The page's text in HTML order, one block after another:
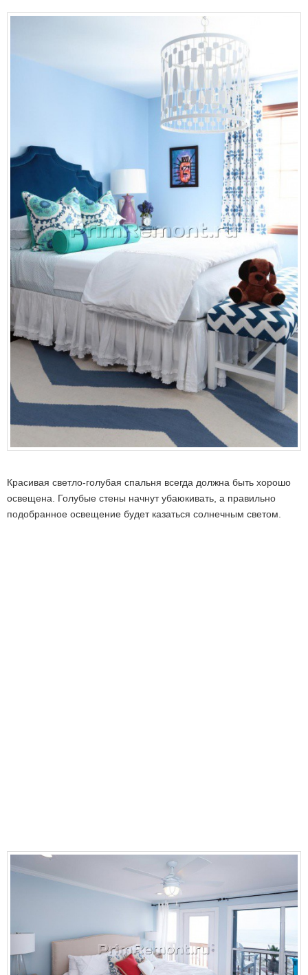
Красивая светло-голубая спальня всегда должна быть хорошо
освещена. Голубые стены начнут убаюкивать, а правильно
подобранное освещение будет казаться солнечным светом.